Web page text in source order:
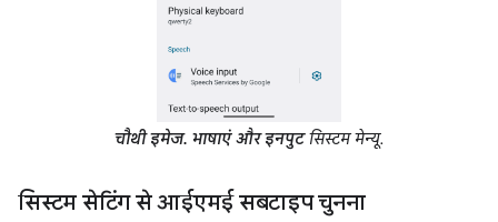
चौथी इमेज. भाषाएं और इनपुटसिस्टम मेन्यू.
सिस्टम सेटिंग से आईएमई सबटाइप चुनना